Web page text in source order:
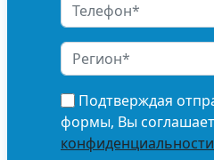
Подтверждая
формы, Вы